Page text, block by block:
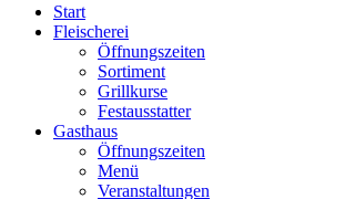
Start
Fleischerei
Öffnungszeiten
Sortiment
Grillkurse
Festausstatter
Gasthaus
Öffnungszeiten
Menü
Veranstaltungen